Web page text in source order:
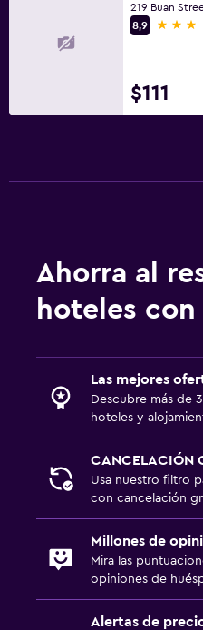
219 Buan
8,9
3
$111
Ahorra al
hoteles
Las mejores
Descubre más de
hoteles y
CANCELACIÓN
Usa nuestro filtro
con cancelación
Millones de
Mira las
opiniones de
Alertas de